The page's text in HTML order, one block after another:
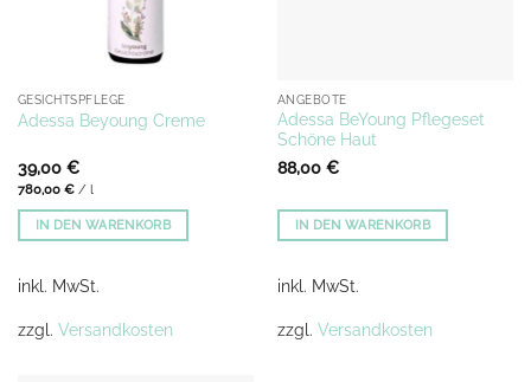
GESICHTSPFLEGE
Adessa Beyoung Creme
39,00 €
780,00 €/ l
IN DEN WARENKORB
inkl. MwSt.
zzgl. Versandkosten
ANGEBOTE
Adessa BeYoung Pflegeset
Schöne Haut
88,00 €
IN DEN WARENKORB
inkl. MwSt.
zzgl. Versandkosten